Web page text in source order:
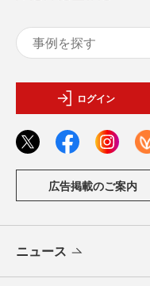
ログイン
広告掲載のご案内
ニュース